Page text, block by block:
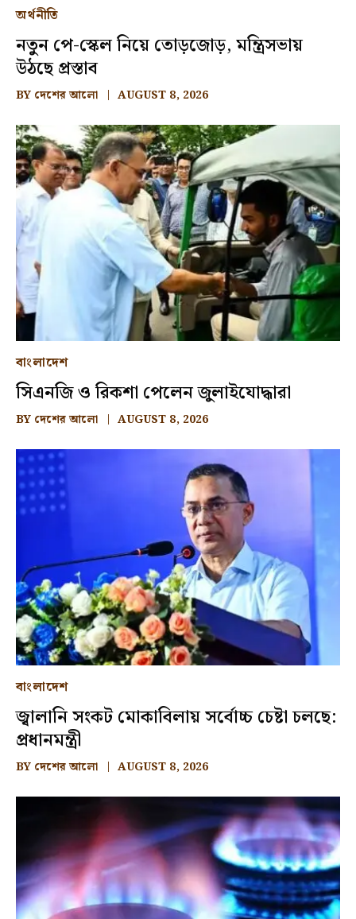
অর্থনীতি
নতুন পে-স্কেল নিয়ে তোড়জোড়, মন্ত্রিসভায়
উঠছে প্রস্তাব
BY দেশের আলো AUGUST 8, 2026
বাংলাদেশ
সিএনজি ও রিকশা পেলেন জুলাইযোদ্ধারা
BY দেশের আলো AUGUST 8, 2026
বাংলাদেশ
জ্বালানি সংকট মোকাবিলায় সর্বোচ্চ চেষ্টা চলছে:
প্রধানমন্ত্রী
BY দেশের আলো AUGUST 8, 2026